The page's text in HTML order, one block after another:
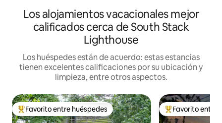
Los alojamientos vacacionales mejor
calificados cerca de South Stack
Lighthouse
Los huéspedes están de acuerdo: estas estancias
tienen excelentes calificaciones por su ubicación y
limpieza, entre otros aspectos.
De los mejores en Favorito entre huéspedes
Favorito entre huéspedes De los mejores
Favorito entre